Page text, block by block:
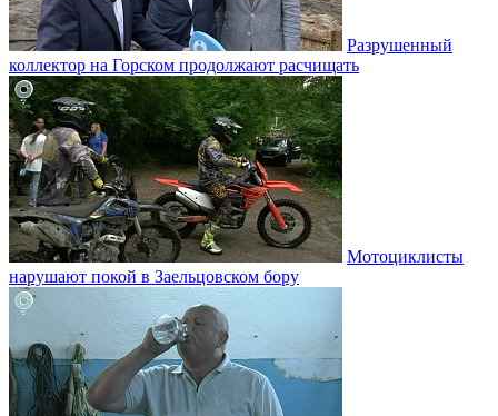
Разрушенный
коллектор на Горском продолжают расчищать
Мотоциклисты
нарушают покой в Заельцовском бору